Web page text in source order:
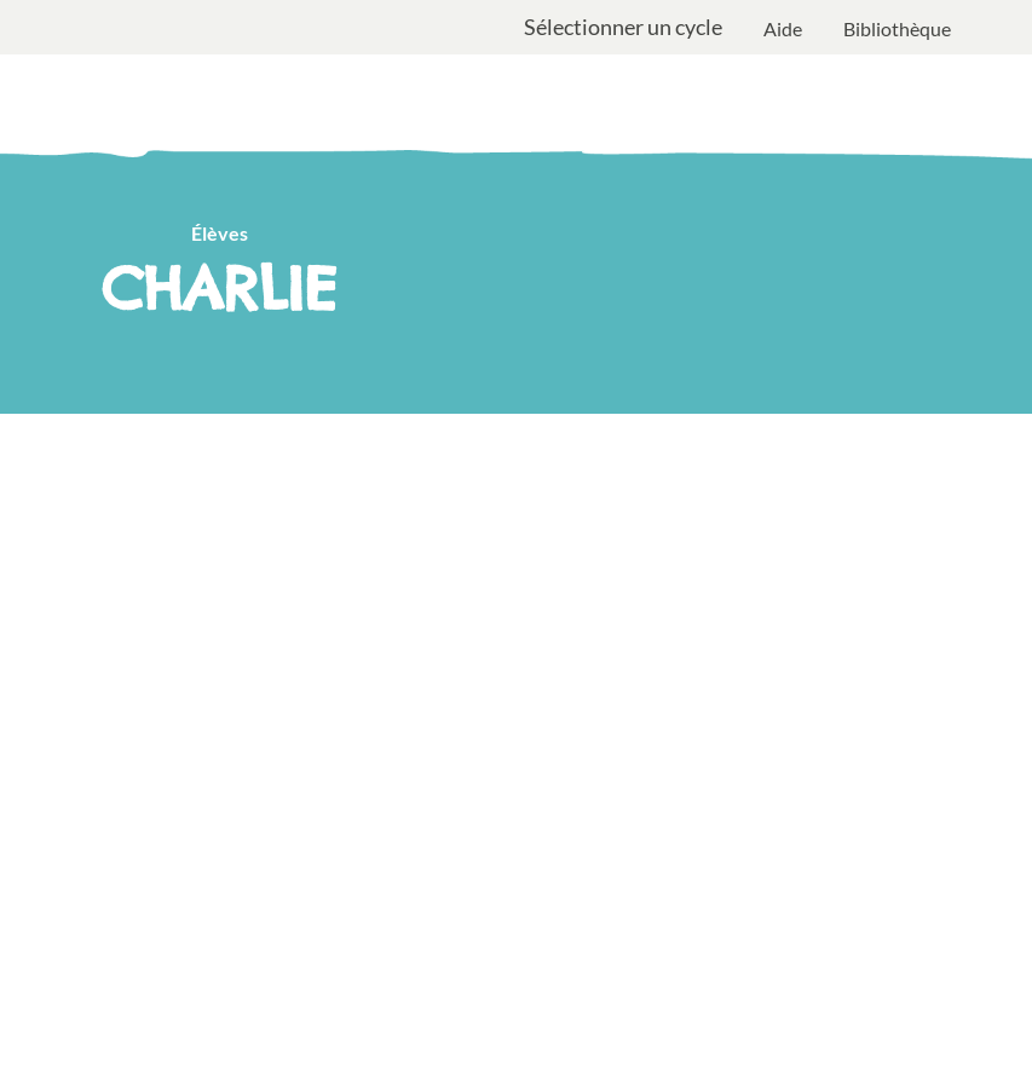
Sélectionner un cycle Aide Bibliothèque
Élèves
CHARLIE